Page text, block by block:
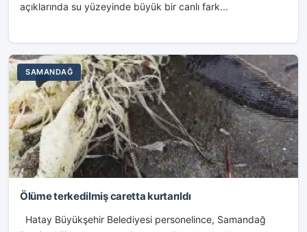
açıklarında su yüzeyinde büyük bir canlı fark...
SAMANDAĞ
Ölüme terkedilmiş caretta kurtarıldı
Hatay Büyükşehir Belediyesi personelince, Samandağ